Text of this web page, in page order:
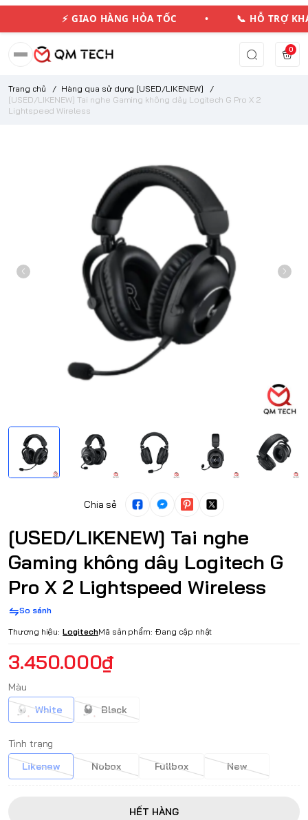
⚡ GIAO HÀNG HỎA TỐC • 📞 HỖ
0
Trang chủ / Hàng qua sử dụng [USED/LIKENEW]
/
[USED/LIKENEW] Tai nghe Gaming không dây Logitech G Pro X 2
Lightspeed Wireless
Chia sẻ
[USED/LIKENEW] Tai nghe
Gaming không dây Logitech G
Pro X 2 Lightspeed Wireless
So sánh
Thương hiệu: LogitechMã sản phẩm: Đang cập nhật
3.450.000₫
Màu
White
Black
Tình trạng
Likenew
Nobox Fullbox New
HẾT HÀNG